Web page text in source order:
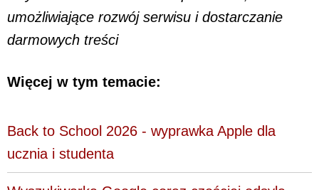
umożliwiające rozwój serwisu i dostarczanie
darmowych treści
Więcej w tym temacie:
Back to School 2026 - wyprawka Apple dla
ucznia i studenta